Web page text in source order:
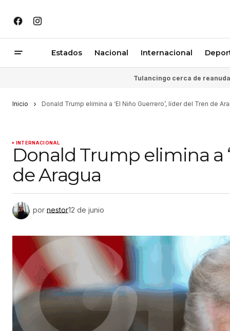
Estados Nacional Internacional
Tulancingo cerca de
Inicio Donald Trump elimina a ‘El Niño Guerrero’, líder del Tren de
INTERNACIONAL
Donald Trump elimina a
de Aragua
por nestor12 de junio